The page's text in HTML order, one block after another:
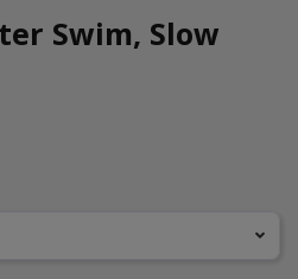
Swim, Slow